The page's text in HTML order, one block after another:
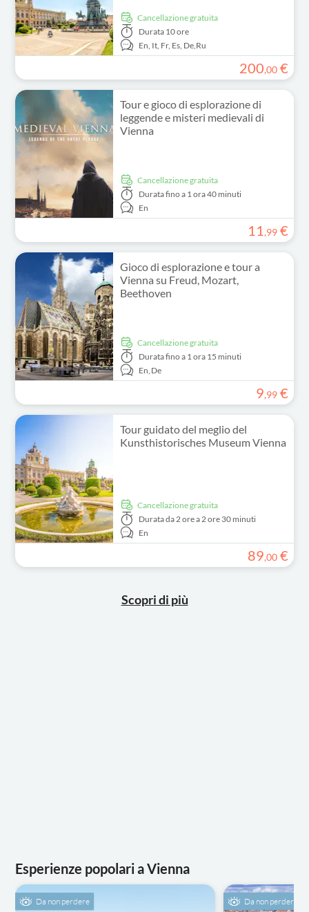
Cancellazione gratuita
Durata 10 ore
En, It, Fr, Es, De,Ru
200,00 €
Tour e gioco di esplorazione di
leggende e misteri medievali di
Vienna
Cancellazione gratuita
Duratafino a 1 ora 40 minuti
En
11,99 €
Gioco di esplorazione e tour a
Vienna su Freud, Mozart,
Beethoven
Cancellazione gratuita
Duratafino a 1 ora 15 minuti
En, De
9,99 €
Tour guidato del meglio del
Kunsthistorisches Museum Vienna
Cancellazione gratuita
Duratada 2 ore a 2 ore 30 minuti
En
89,00 €
Scopri di più
Esperienze popolari a Vienna
Da non perdere Da non perdere